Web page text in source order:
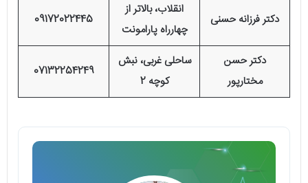
دکتر فرزانه حسنی
انقلاب، بالاتر از
چهارراه پارامونت
09172022445
دکتر حسن
مختارپور
ساحلی غربی، نبش
کوچه 2
07132254249